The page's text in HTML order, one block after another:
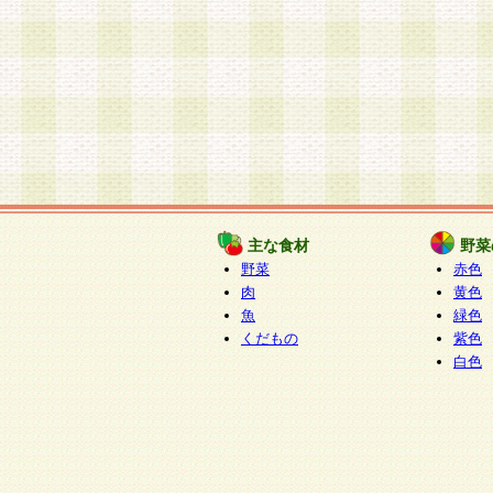
主な食材
野菜
肉
魚
くだもの
野
赤色
黄色
緑色
紫色
白色